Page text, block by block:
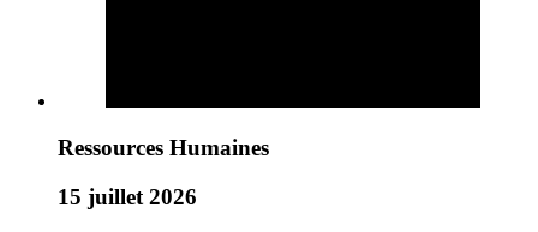
Ressources Humaines
15 juillet 2026